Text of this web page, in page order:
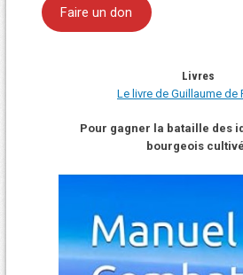
Faire un don
Livres
Le livre de Guillaume de
Pour gagner la bataille des
bourgeois